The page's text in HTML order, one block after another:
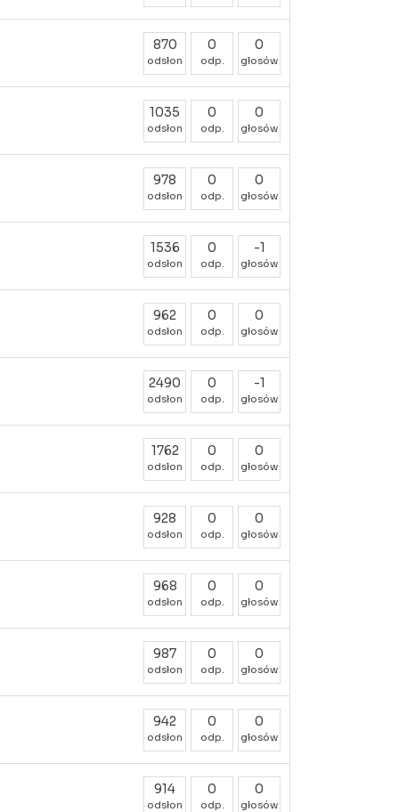
870
odsłon
0
odp.
0
głosów
1035
odsłon
0
odp.
0
głosów
978
odsłon
0
odp.
0
głosów
1536
odsłon
0
odp.
-1
głosów
962
odsłon
0
odp.
0
głosów
2490
odsłon
0
odp.
-1
głosów
1762
odsłon
0
odp.
0
głosów
928
odsłon
0
odp.
0
głosów
968
odsłon
0
odp.
0
głosów
987
odsłon
0
odp.
0
głosów
942
odsłon
0
odp.
0
głosów
914
odsłon
0
odp.
0
głosów